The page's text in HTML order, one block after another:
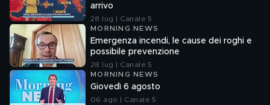
arrivo
28 lug | Canale 5
MORNING NEWS
Emergenza incendi, le cause dei roghi e
possibile prevenzione
28 lug | Canale 5
MORNING NEWS
Giovedì 6 agosto
06 ago | Canale 5